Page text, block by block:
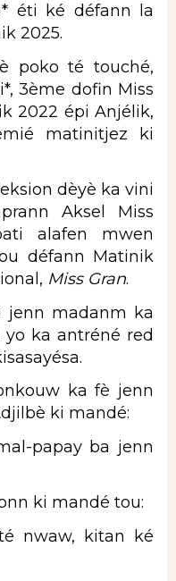
éti ké défann la
2025.
poko té touché,
3ème dofin Miss
2022 épi Anjélik,
matinitjez ki
dèyè ka vini
Aksel Miss
alafen mwen
défann Matinik
Miss Gran.
jenn madanm ka
yo ka antréné red
ka fè jenn
ki mandé:
papay ba jenn
ki mandé tou:
nwaw, kitan ké